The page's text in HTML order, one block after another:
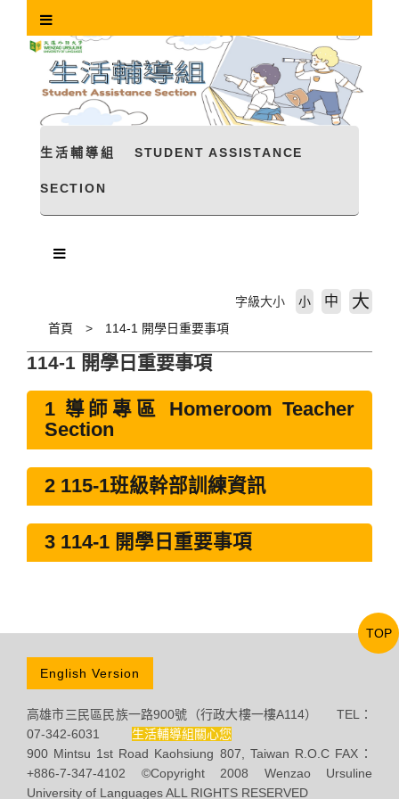
生活輔導組 STUDENT ASSISTANCE
SECTION
首頁 114-1 開學日重要事項
字級大小 小 中 大
114-1 開學日重要事項
1 導師專區 Homeroom Teacher
Section
2 115-1班級幹部訓練資訊
3 114-1 開學日重要事項
English Version
高雄市三民區民族一路900號（行政大樓一樓A114） TEL：
07-342-6031 生活輔導組關心您
900 Mintsu 1st Road Kaohsiung 807, Taiwan R.O.C FAX：
+886-7-347-4102 ©Copyright 2008 Wenzao Ursuline
University of Languages ALL RIGHTS RESERVED
TOP